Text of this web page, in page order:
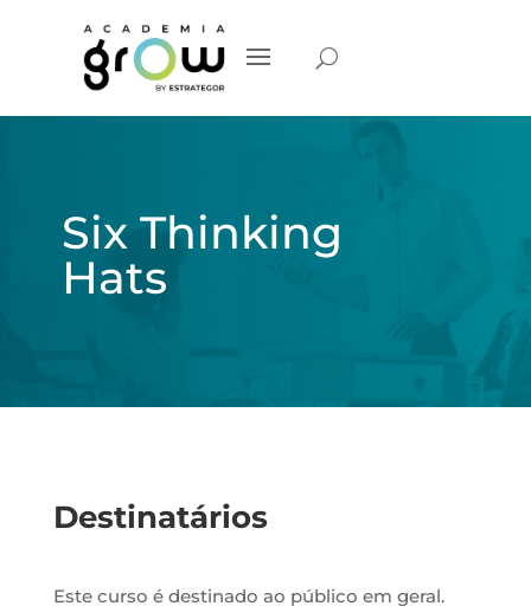
Six Thinking
Hats
Destinatários
Este curso é destinado ao público em geral.